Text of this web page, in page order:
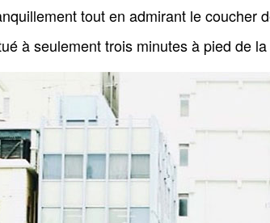
tout en admirant le coucher
à seulement trois minutes à pied de